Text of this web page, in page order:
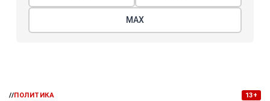
МАХ
//ПОЛИТИКА 13+